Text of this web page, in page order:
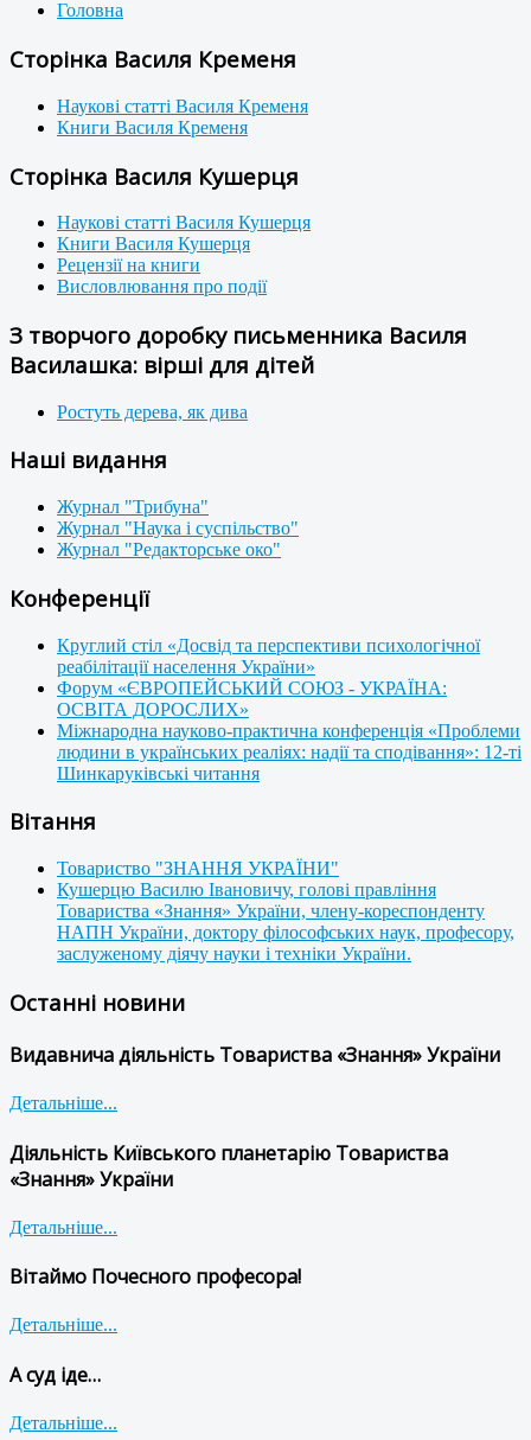
Головна
Сторінка Василя Кременя
Наукові статті Василя Кременя
Книги Василя Кременя
Сторінка Василя Кушерця
Наукові статті Василя Кушерця
Книги Василя Кушерця
Рецензії на книги
Висловлювання про події
З творчого доробку письменника Василя
Василашка: вірші для дітей
Ростуть дерева, як дива
Наші видання
Журнал "Трибуна"
Журнал "Наука і суспільство"
Журнал "Редакторське око"
Конференції
Круглий стіл «Досвід та перспективи психологічної
реабілітації населення України»
Форум «ЄВРОПЕЙСЬКИЙ СОЮЗ - УКРАЇНА:
ОСВІТА ДОРОСЛИХ»
Міжнародна науково-практична конференція «Проблеми
людини в українських реаліях: надії та сподівання»: 12-ті
Шинкаруківські читання
Вітання
Товариство "ЗНАННЯ УКРАЇНИ"
Кушерцю Василю Івановичу, голові правління
Товариства «Знання» України, члену-кореспонденту
НАПН України, доктору філософських наук, професору,
заслуженому діячу науки і техніки України.
Останні новини
Видавнича діяльність Товариства «Знання» України
Детальніше...
Діяльність Київського планетарію Товариства
«Знання» України
Детальніше...
Вітаймо Почесного професора!
Детальніше...
А суд іде…
Детальніше...